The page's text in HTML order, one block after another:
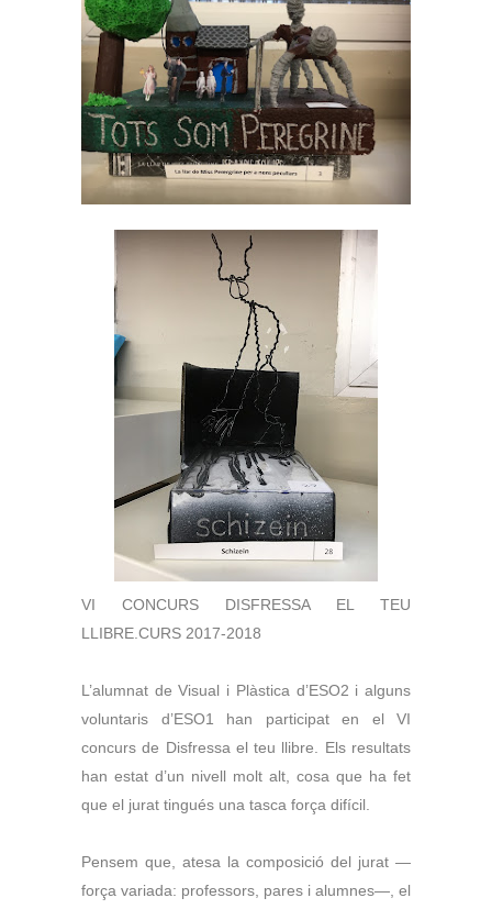
VI CONCURS DISFRESSA EL TEU
LLIBRE.CURS 2017-2018
L’alumnat de Visual i Plàstica d’ESO2 i alguns
voluntaris d’ESO1 han participat en el VI
concurs de Disfressa el teu llibre. Els resultats
han estat d’un nivell molt alt, cosa que ha fet
que el jurat tingués una tasca força difícil.
Pensem que, atesa la composició del jurat —
força variada: professors, pares i alumnes—, el